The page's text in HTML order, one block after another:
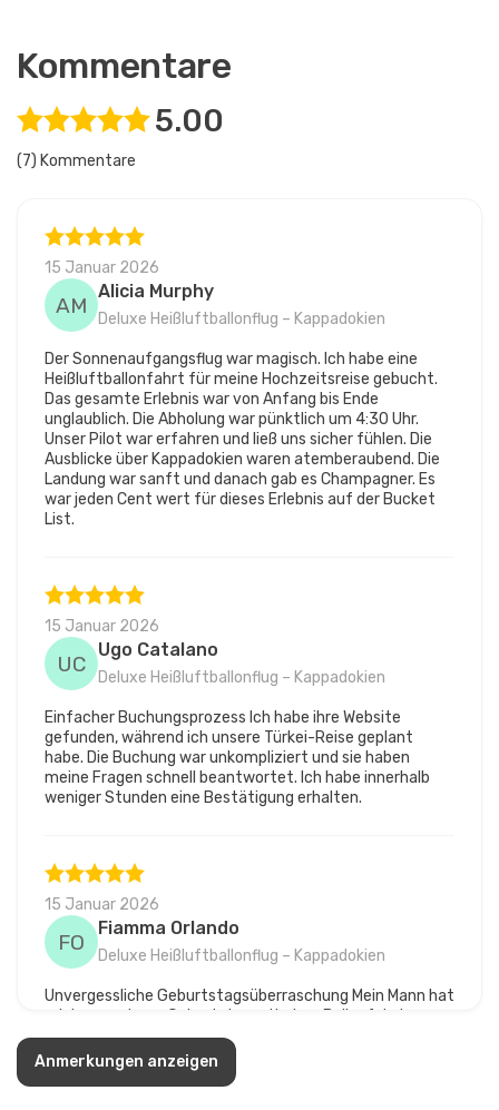
Kommentare
5.00
(7) Kommentare
15 Januar 2026
AM
Alicia Murphy
Deluxe Heißluftballonflug – Kappadokien
Der Sonnenaufgangsflug war magisch. Ich habe eine
Heißluftballonfahrt für meine Hochzeitsreise gebucht.
Das gesamte Erlebnis war von Anfang bis Ende
unglaublich. Die Abholung war pünktlich um 4:30 Uhr.
Unser Pilot war erfahren und ließ uns sicher fühlen. Die
Ausblicke über Kappadokien waren atemberaubend. Die
Landung war sanft und danach gab es Champagner. Es
war jeden Cent wert für dieses Erlebnis auf der Bucket
List.
15 Januar 2026
UC
Ugo Catalano
Deluxe Heißluftballonflug – Kappadokien
Einfacher Buchungsprozess Ich habe ihre Website
gefunden, während ich unsere Türkei-Reise geplant
habe. Die Buchung war unkompliziert und sie haben
meine Fragen schnell beantwortet. Ich habe innerhalb
weniger Stunden eine Bestätigung erhalten.
15 Januar 2026
FO
Fiamma Orlando
Deluxe Heißluftballonflug – Kappadokien
Unvergessliche Geburtstagsüberraschung Mein Mann hat
mich zu meinem Geburtstag mit einer Ballonfahrt
überrascht. Die Firma half ihm, alles zu koordinieren. Der
Flug war bei Sonnenaufgang und die Aussichten waren
atemberaubend. Unser Pilot hat alle Feenkamine und
Anmerkungen anzeigen